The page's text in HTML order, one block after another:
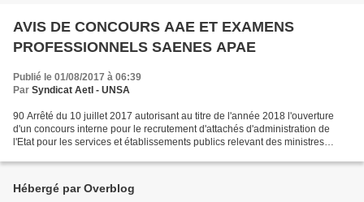
AVIS DE CONCOURS AAE ET EXAMENS
PROFESSIONNELS SAENES APAE
Publié le 01/08/2017 à 06:39
Par Syndicat AetI - UNSA
90 Arrêté du 10 juillet 2017 autorisant au titre de l'année 2018 l'ouverture
d'un concours interne pour le recrutement d'attachés d'administration de
l'Etat pour les services et établissements publics relevant des ministres
Hébergé par Overblog